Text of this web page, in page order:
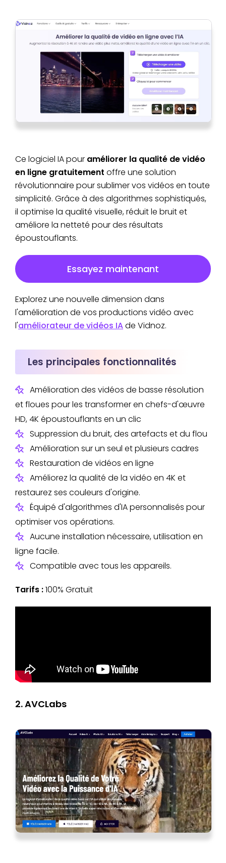
Ce logiciel IA pour améliorer la qualité de vidéo
en ligne gratuitement offre une solution
révolutionnaire pour sublimer vos vidéos en toute
simplicité. Grâce à des algorithmes sophistiqués,
il optimise la qualité visuelle, réduit le bruit et
améliore la netteté pour des résultats
époustouflants.
Essayez maintenant
Explorez une nouvelle dimension dans
l'amélioration de vos productions vidéo avec
l'améliorateur de vidéos IAde Vidnoz.
Les principales fonctionnalités
Amélioration des vidéos de basse résolution
et floues pour les transformer en chefs-d'œuvre
HD, 4K époustouflants en un clic
Suppression du bruit, des artefacts et du flou
Amélioration sur un seul et plusieurs cadres
Restauration de vidéos en ligne
Améliorez la qualité de la vidéo en 4K et
restaurez ses couleurs d'origine.
Équipé d'algorithmes d'IA personnalisés pour
optimiser vos opérations.
Aucune installation nécessaire, utilisation en
ligne facile.
Compatible avec tous les appareils.
Tarifs :100% Gratuit
2. AVCLabs